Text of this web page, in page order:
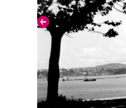
Notas
Nº de
negativo: R. 062 /
positivo: 5487;
Signaturas: Copia